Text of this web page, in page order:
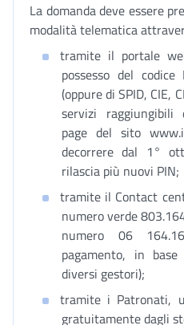
La domanda deve essere
modalità telematica
tramite il portale
possesso del
(oppure di SPID, CIE,
servizi raggiungibili
page del sito
decorrere dal 1°
rilascia più nuovi PIN;
tramite il Contact
numero verde
numero 06
pagamento, in
diversi gestori);
tramite i Patronati,
gratuitamente dagli